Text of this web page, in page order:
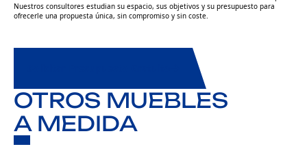
planificamos la instalación por fases nocturnas o en días de menor actividad, de
forma que la farmacia no interrumpa su servicio asistencial en ningún momento.
Nuestros consultores estudian su espacio, sus objetivos y su presupuesto para
ofrecerle una propuesta única, sin compromiso y sin coste.
OTROS MUEBLES
A MEDIDA